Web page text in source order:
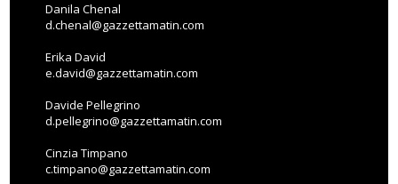
Danila Chenal
d.chenal@gazzettamatin.com
Erika David
e.david@gazzettamatin.com
Davide Pellegrino
d.pellegrino@gazzettamatin.com
Cinzia Timpano
c.timpano@gazzettamatin.com